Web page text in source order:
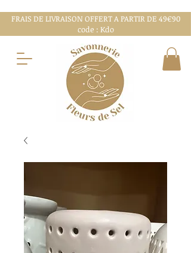
FRAIS DE LIVRAISON OFFERT A PARTIR DE 49€90
code : Kdo